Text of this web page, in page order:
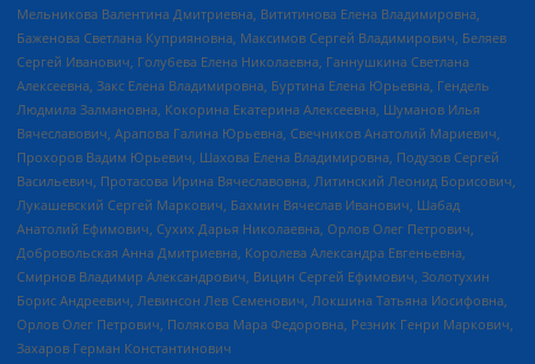
Мельникова Валентина Дмитриевна, Вититинова Елена Владимировна,
Баженова Светлана Куприяновна, Максимов Сергей Владимирович, Беляев
Сергей Иванович, Голубева Елена Николаевна, Ганнушкина Светлана
Алексеевна, Закс Елена Владимировна, Буртина Елена Юрьевна, Гендель
Людмила Залмановна, Кокорина Екатерина Алексеевна, Шуманов Илья
Вячеславович, Арапова Галина Юрьевна, Свечников Анатолий Мариевич,
Прохоров Вадим Юрьевич, Шахова Елена Владимировна, Подузов Сергей
Васильевич, Протасова Ирина Вячеславовна, Литинский Леонид Борисович,
Лукашевский Сергей Маркович, Бахмин Вячеслав Иванович, Шабад
Анатолий Ефимович, Сухих Дарья Николаевна, Орлов Олег Петрович,
Добровольская Анна Дмитриевна, Королева Александра Евгеньевна,
Смирнов Владимир Александрович, Вицин Сергей Ефимович, Золотухин
Борис Андреевич, Левинсон Лев Семенович, Локшина Татьяна Иосифовна,
Орлов Олег Петрович, Полякова Мара Федоровна, Резник Генри Маркович,
Захаров Герман Константинович